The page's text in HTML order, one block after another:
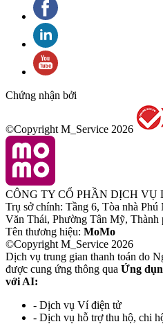
Chứng nhận bởi
©Copyright M_Service 2026
CÔNG TY CỔ PHẦN DỊCH
Trụ sở chính: Tầng 6, Tòa nhà
Văn Thái, Phường Tân Mỹ,
Tên thương hiệu: MoMo
©Copyright M_Service 2026
Dịch vụ trung gian thanh toán do
được cung ứng thông qua Ứng
với AI:
- Dịch vụ Ví điện tử
- Dịch vụ hỗ trợ thu hộ, chi